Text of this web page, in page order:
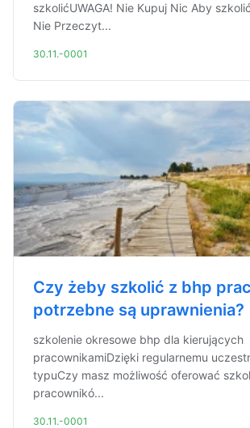
szkolićUWAGA! Nie Kupuj Nic Aby
Nie Przeczyt...
30.11.-0001
Czy żeby szkolić z bhp
potrzebne są uprawnienia?
szkolenie okresowe bhp dla kierujących
pracownikamiDzięki regularnemu
typuCzy masz możliwość oferować
pracownikó...
30.11.-0001